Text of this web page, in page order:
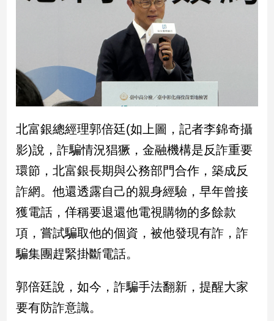
投
稿
區
【我
觀
點】
北富銀總經理郭倍廷(如上圖，記者李錦奇攝
影)說，詐騙情況猖獗，金融機構是反詐重要
環節，北富銀長期與公務部門合作，築成反
詐網。他還透露自己的親身經驗，早年曾接
獲電話，佯稱要退還他電視購物的多餘款
項，嘗試騙取他的個資，被他發現有詐，詐
騙集團趕緊掛斷電話。
郭倍廷說，如今，詐騙手法翻新，提醒大家
要有防詐意識。